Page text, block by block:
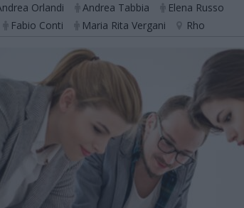
Orlandi Andrea Tabbia
Elena Russo
Fabio Conti Maria Rita Vergani Rho